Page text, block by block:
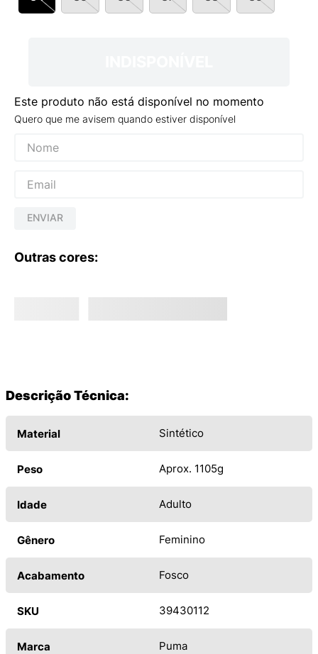
Este produto não está disponível no momento
Quero que me avisem quando estiver disponível
ENVIAR
Outras cores:
Descrição Técnica:
Material Sintético
Peso Aprox. 1105g
Idade Adulto
Gênero Feminino
Acabamento Fosco
SKU 39430112
Marca Puma
VANS TÊNIS VANS ULTRARANGE